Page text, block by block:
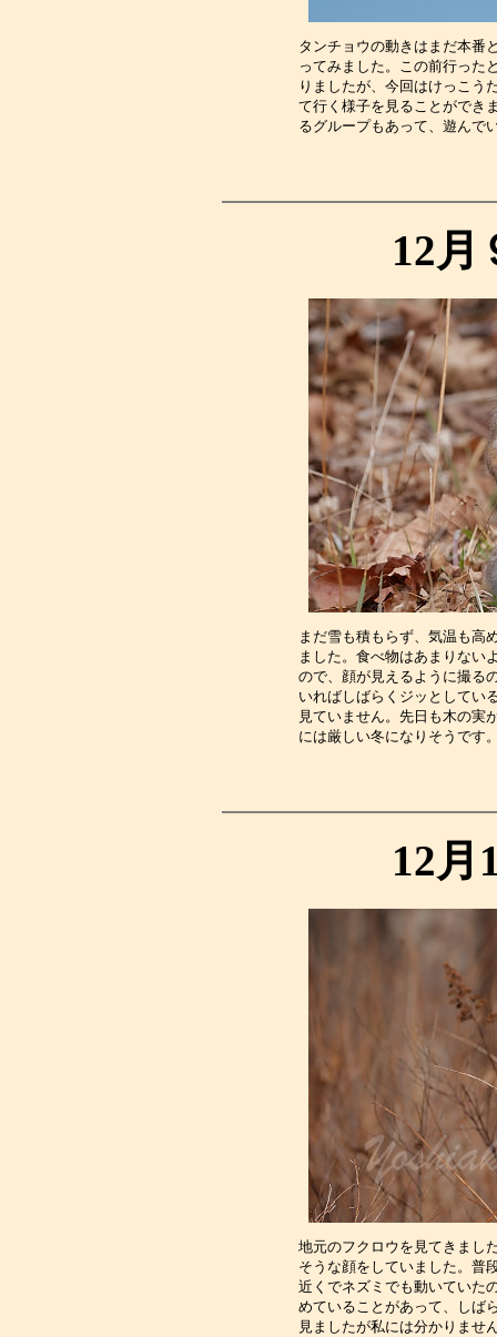
タンチョウの動きはまだ本番
ってみました。この前行った
りましたが、今回はけっこう
て行く様子を見ることができ
るグループもあって
12月
まだ雪も積もらず、気温も高
ました。食べ物はあまりない
ので、顔が見えるように撮る
いればしばらくジッとしてい
見ていません。先日も木の実
には厳しい
12月
地元のフクロウを見てきまし
そうな顔をしていました。普
近くでネズミでも動いていた
めていることがあって、しば
見ましたが私には分かりませ